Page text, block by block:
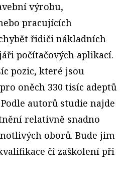
výrobu,
pracujících
řidiči nákladních
počítačových aplikací.
pozic, které jsou
oněch 330 tisíc adeptů
autorů studie najde
relativně snadno
oborů. Bude jim
či zaškolení při